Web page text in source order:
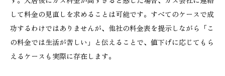
して料金の見直しを求めることは可能です。すべてのケースで成
功するわけではありませんが、他社の料金表を提示しながら「こ
の料金では生活が苦しい」と伝えることで、値下げに応じてもら
えるケースも実際に存在します。